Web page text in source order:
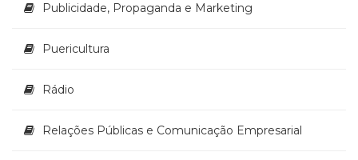
Publicidade, Propaganda e Marketing
Puericultura
Rádio
Relações Públicas e Comunicação Empresarial